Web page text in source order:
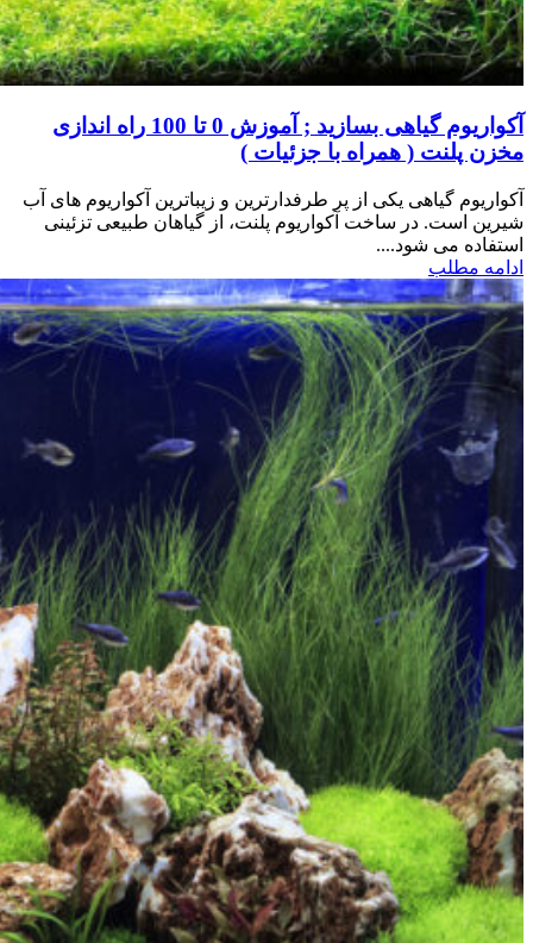
آکواریوم گیاهی بسازید ; آموزش 0 تا 100 راه اندازی
مخزن پلنت ( همراه با جزئیات )
آکواریوم گیاهی یکی از پر طرفدارترین و زیباترین آکواریوم های آب
شیرین است. در ساخت آکواریوم پلنت، از گیاهان طبیعی تزئینی
استفاده می شود....
ادامه مطلب